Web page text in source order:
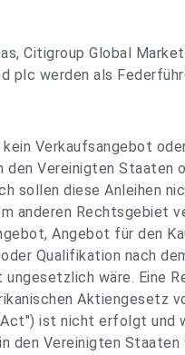
Citigroup Global
plc werden als
Verkaufsangebot
den Vereinigten Staaten
sollen diese Anleihen
anderen Rechtsgebiet
Angebot für den
Qualifikation nach
wäre. Eine
Aktiengesetz
ist nicht erfolgt und
den Vereinigten Staaten